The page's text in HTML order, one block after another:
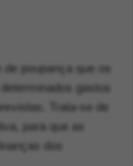
de poupança que os
gastos
Trata-se de
para que as
dos